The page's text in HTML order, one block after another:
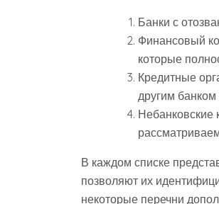
Банки с
Финансовый
которые
Кредитные
другим
Небанковские
В каждом списке
позволяют их
некоторые перечни